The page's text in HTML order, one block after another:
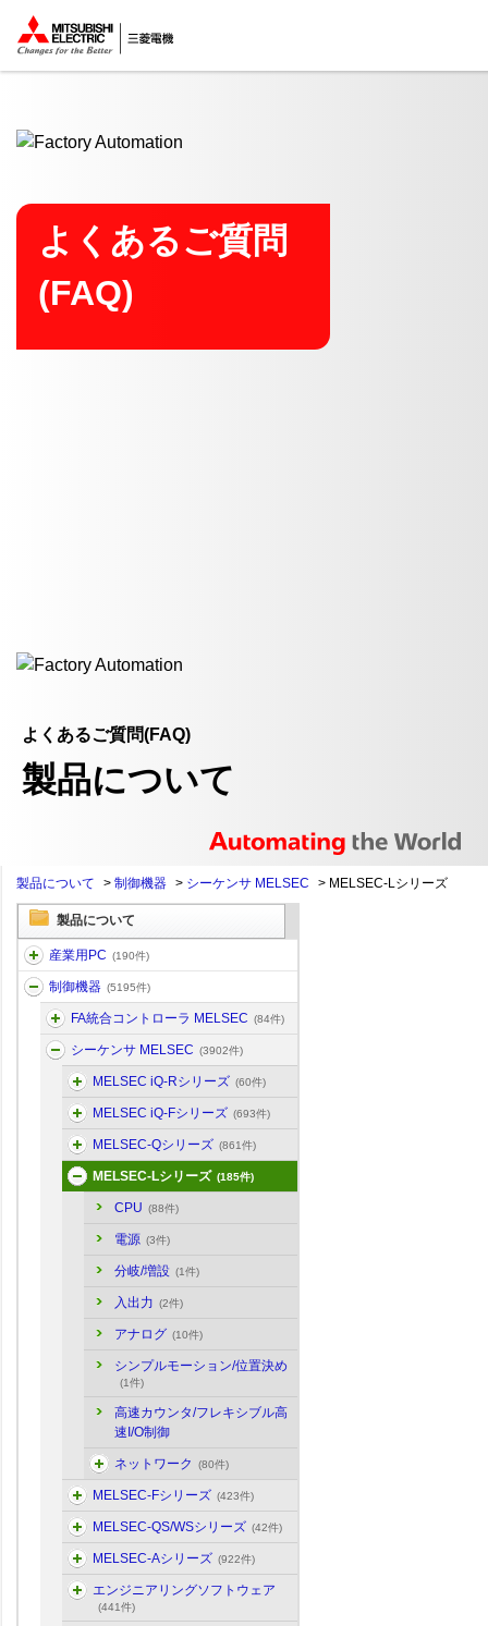
ここから本文
よくあるご質問
(FAQ)
よくあるご質問(FAQ)
製品について
製品について > 制御機器 > シーケンサ MELSEC > MELSEC-Lシリーズ
製品について
産業用PC (190件)
制御機器 (5195件)
FA統合コントローラ MELSEC (84件)
シーケンサ MELSEC (3902件)
MELSEC iQ-Rシリーズ (60件)
MELSEC iQ-Fシリーズ (693件)
MELSEC-Qシリーズ (861件)
MELSEC-Lシリーズ (185件)
CPU (88件)
電源 (3件)
分岐/増設 (1件)
入出力 (2件)
アナログ (10件)
シンプルモーション/位置決め
(1件)
高速カウンタ/フレキシブル高
速I/O制御
ネットワーク (80件)
MELSEC-Fシリーズ (423件)
MELSEC-QS/WSシリーズ (42件)
MELSEC-Aシリーズ (922件)
エンジニアリングソフトウェア
(441件)